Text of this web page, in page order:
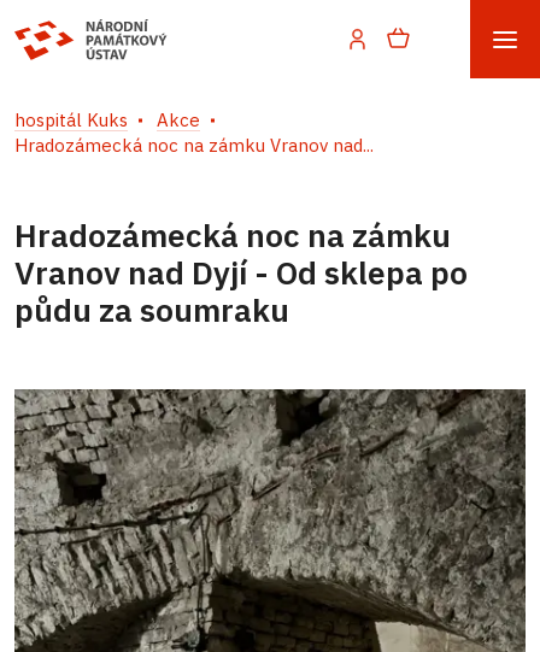
hospitál Kuks
Akce
Hradozámecká noc na zámku Vranov nad...
Hradozámecká noc na zámku
Vranov nad Dyjí - Od sklepa po
půdu za soumraku